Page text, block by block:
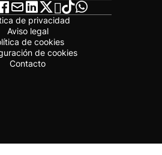
de privacidad
Aviso legal
de cookies
de cookies
Contacto